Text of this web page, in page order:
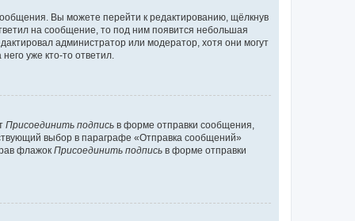
Вы можете перейти к редактированию, щёлкнув
на сообщение, то под ним появится небольшая
администратор или модератор, хотя они могут
уже кто-то ответил.
Присоединить подпись в форме отправки сообщения,
выбор в параграфе «Отправка сообщений»
флажок Присоединить подпись в форме отправки